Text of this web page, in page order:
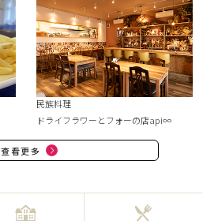
民族料理
ドライフラワーとフォーの店api∞
查看更多